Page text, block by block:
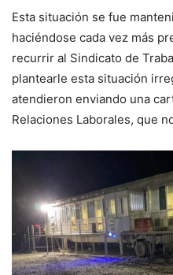
Esta situación se fue
haciéndose cada vez más
recurrir al Sindicato de
plantearle esta situación
atendieron enviando una
Relaciones Laborales, que